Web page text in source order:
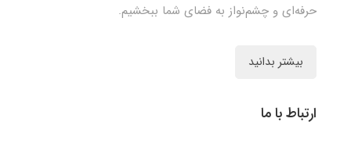
حرفه‌ای و چشم‌نواز به فضای شما ببخشیم.
بیشتر بدانید
ارتباط با ما